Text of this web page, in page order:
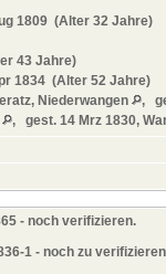
1809 (Alter 32 Jahre)
43 Jahre)
1834 (Alter 52 Jahre)
Niederwangen ,
, gest. 14 Mrz 1830,
- noch verifizieren.
1 - noch zu